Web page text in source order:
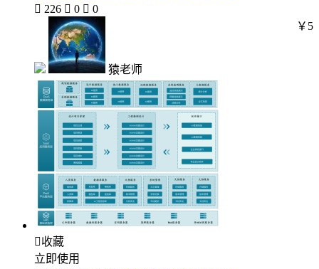
 226  0  0
猿老师
￥5
收藏
立即使用